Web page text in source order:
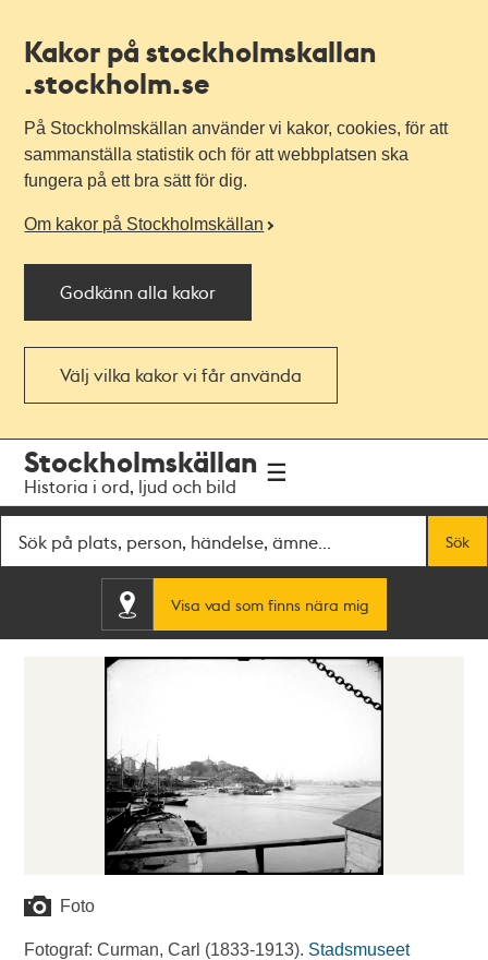
Kakor på stockholmskallan
.stockholm.se
På Stockholmskällan använder vi kakor, cookies, för att
sammanställa statistik och för att webbplatsen ska
fungera på ett bra sätt för dig.
Om kakor på Stockholmskällan
Godkänn alla kakor
Välj vilka kakor vi får använda
navigationen
huvudinnehållet
Stockholmskällan
Historia i ord, ljud och bild
Sök
Visa vad som finns nära mig
Foto
Fotograf: Curman, Carl (1833-1913). Stadsmuseet